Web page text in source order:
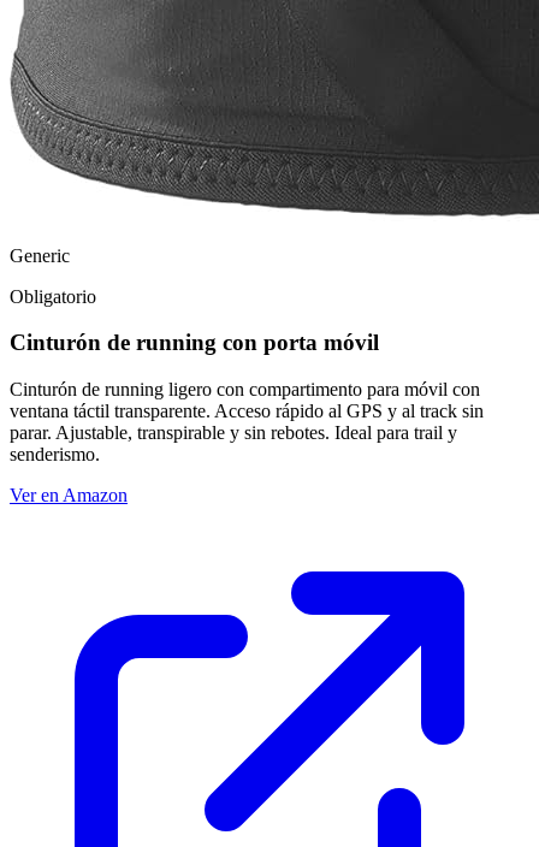
Generic
Obligatorio
Cinturón de running con porta móvil
Cinturón de running ligero con compartimento para móvil con
ventana táctil transparente. Acceso rápido al GPS y al track sin
parar. Ajustable, transpirable y sin rebotes. Ideal para trail y
senderismo.
Ver en Amazon